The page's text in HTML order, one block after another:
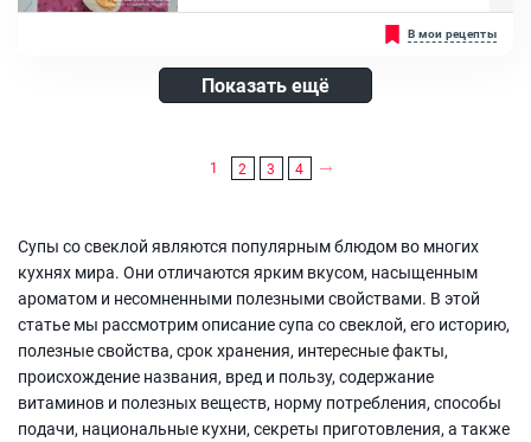
Имеет в составе кефир в качестве основы для супа и зеленый лук,
Кефир, Вода кипяченная, Огурец, Укроп, Зелёный лук, Картофель,
В мои рецепты
Показать ещё
1 2 3 4
Супы со свеклой являются популярным блюдом во многих
кухнях мира. Они отличаются ярким вкусом, насыщенным
ароматом и несомненными полезными свойствами. В этой
статье мы рассмотрим описание супа со свеклой, его историю,
полезные свойства, срок хранения, интересные факты,
происхождение названия, вред и пользу, содержание
витаминов и полезных веществ, норму потребления, способы
подачи, национальные кухни, секреты приготовления, а также